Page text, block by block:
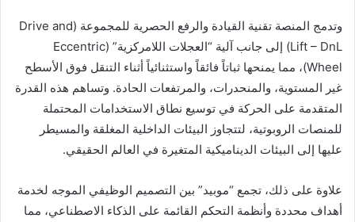
وتدمج المنصة تقنية القيادة والرفع الحصرية للمجموعة (Drive and
Lift – DnL) إلى جانب آلية “العجلات اللامركزية” (Eccentric
Wheel)، مما يمنحها ثباتاً فائقاً واستثنائياً أثناء التنقل فوق الأسطح
غير المستوية، والمنحدرات، والمرتفعات الحادة. وتساهم هذه القدرة
المتقدمة على الحركة في توسيع نطاق الاستخدامات المحتملة
للمنصات الروبوتية، لتتجاوز البيئات الداخلية المغلقة والمسيطر
عليها إلى البيئات الديناميكية المتغيرة في العالم الحقيقي.
علاوة على ذلك، تجمع “موبيد” بين التصميم الوظيفي الموجه لخدمة
أهداف محددة وأنظمة التحكم القائمة على الذكاء الاصطناعي، مما